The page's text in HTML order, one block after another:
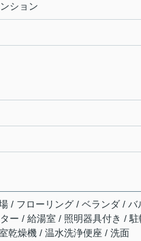
ション
/ フローリング / ベランダ / バ
ー / 給湯室 / 照明器具付き / 駐
乾燥機 / 温水洗浄便座 / 洗面